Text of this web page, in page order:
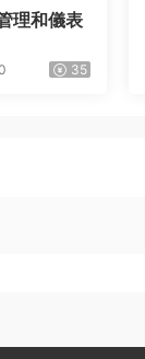
理和儀表
35